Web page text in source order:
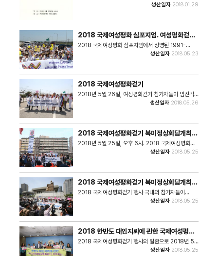
생산일자 2018.01.29
2018 국제여성평화 심포지엄. 여성평화걷기
역사 영상물 'Herstory'
2018 국제여성평화 심포지엄에서 상영된 1991-
2018 여성평화걷기 역사 영상물 'Herstory' 1991년
었다. 국제평화여성들이 참석한 2015년
WomenCrossDMZ 이후 지금까지 여성평화걷기는
계속되고 있다.
생산일자 2018.05.23
2018 국제여성평화걷기
2018년 5월 26일, 여성평화걷기 참가자들이 임진각
평화누리공원 - 통일대교 - 도라산 평화공원을 걷는 행
생산일자 2018.05.26
2018 국제여성평화걷기 북미정상회담개최촉
구 촛불집회
2018년 5월 25일, 오후 6시. 2018 국제여성평화걷
기에 참가한 국내외 참가자들이 광화문 광장에서 조속한
생산일자 2018.05.25
2018 국제여성평화걷기 북미정상회담개최촉
구 기자회견
2018 국제여성평화걷기 행사 국내외 참가자들이
2018년 5월 25일, 북미회담이 지연되는 것에 반대하
생산일자 2018.05.25
2018 한반도 대인지뢰에 관한 국제여성평화
걷기 기자회견
2018 국제여성평화걷기 행사의 일환으로 2018년 5
월 25일, 국회 정론관에서 개최된 '한반도 대인지뢰에
생산일자 2018.05.25